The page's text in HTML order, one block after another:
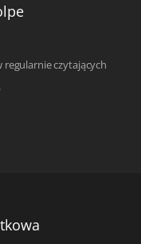
regularnie czytających